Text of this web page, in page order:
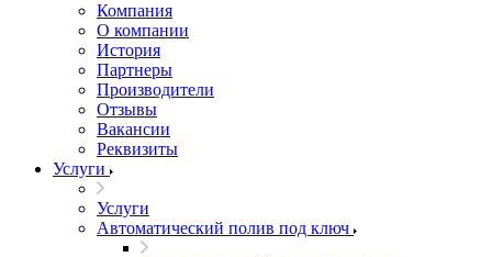
Компания
О компании
История
Партнеры
Производители
Отзывы
Вакансии
Реквизиты
Услуги
Услуги
Автоматический полив под ключ